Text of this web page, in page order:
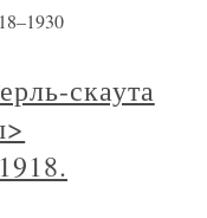
скаута